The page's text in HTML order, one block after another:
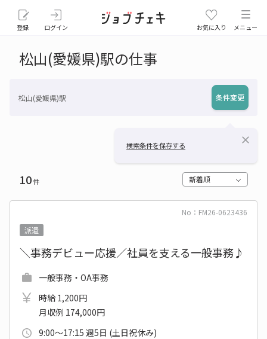
登録 ログイン お気に入り メニュー
松山(愛媛県)駅の仕事
松山(愛媛県)駅 条件変更
検索条件を保存する close
10件 新着順
No：FM26-0623436
派遣
＼事務デビュー応援／社員を支える一般事務♪
一般事務・OA事務
時給 1,200円
月収例 174,000円
9:00～17:15 週5日 (土日祝休み)